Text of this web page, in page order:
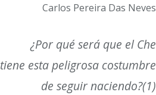
Carlos Pereira Das Neves
¿Por qué será que el Che
tiene esta peligrosa costumbre
de seguir naciendo?(1)